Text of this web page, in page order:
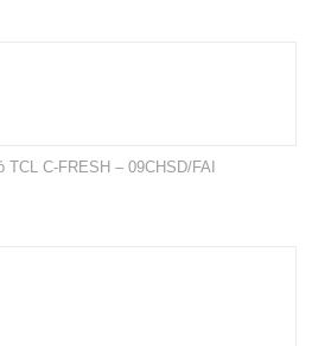
TCL C-FRESH – 09CHSD/FAI